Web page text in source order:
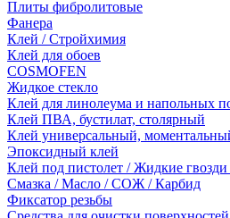
Плиты фибролитовые
Фанера
Клей / Стройхимия
Клей для обоев
COSMOFEN
Жидкое стекло
Клей для линолеума и напольных
Клей ПВА, бустилат, столярный
Клей универсальный,
Эпоксидный клей
Клей под пистолет / Жидкие гвозди
Смазка / Масло / СОЖ / Карбид
Фиксатор резьбы